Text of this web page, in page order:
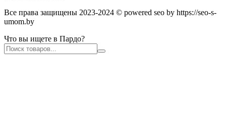
Все права защищены 2023-2024 © powered seo by https://seo-s-
umom.by
Что вы ищете в Пардо?